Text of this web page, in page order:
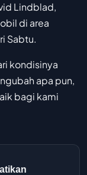
Lindblad,
di area
Sabtu.
kondisinya
apa pun,
bagi kami